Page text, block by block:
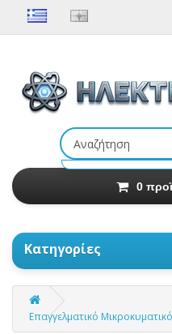
0
Κατηγορίες
Επαγγελματικό